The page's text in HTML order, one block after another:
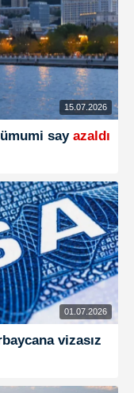
15.07.2026
say azaldı
01.07.2026
vizasız